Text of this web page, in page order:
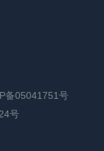
备05041751号
号